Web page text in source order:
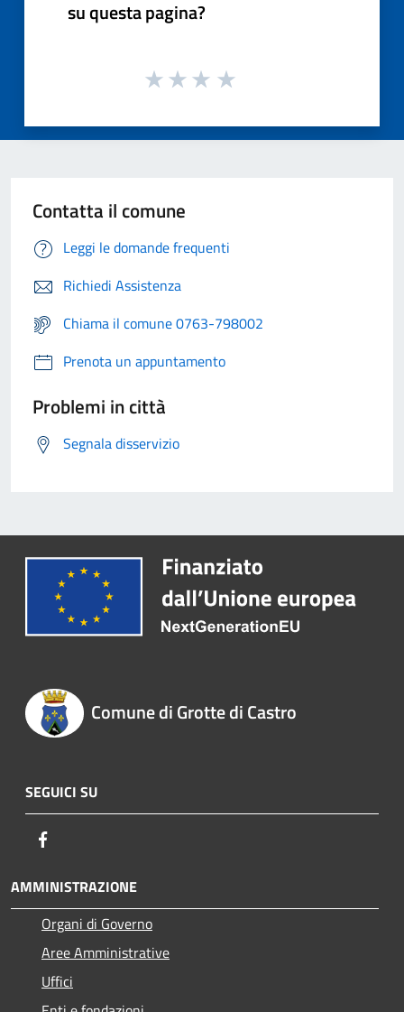
su questa pagina?
Contatta il comune
Leggi le domande frequenti
Richiedi Assistenza
Chiama il comune 0763-798002
Prenota un appuntamento
Problemi in città
Segnala disservizio
Comune di Grotte di Castro
SEGUICI SU
AMMINISTRAZIONE
Organi di Governo
Aree Amministrative
Uffici